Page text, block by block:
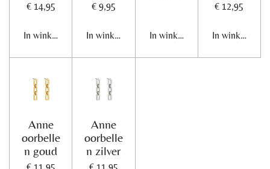
€ 14,95
In winkelwagen
€ 9,95
In winkelwagen In winkelwagen
€ 12,95
In
Anne
oorbelle
n goud
€ 11,95
Anne
oorbelle
n zilver
€ 11,95